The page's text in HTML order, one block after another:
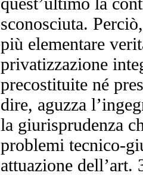
sconosciuta.
più elementare
privatizzazione
precostituite né
dire, aguzza
la giurisprudenza
problemi tecnico-
attuazione dell’art.